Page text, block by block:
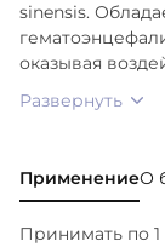
sinensis.
оказывая
Развернуть
ПрименениеО
Принимать по 1